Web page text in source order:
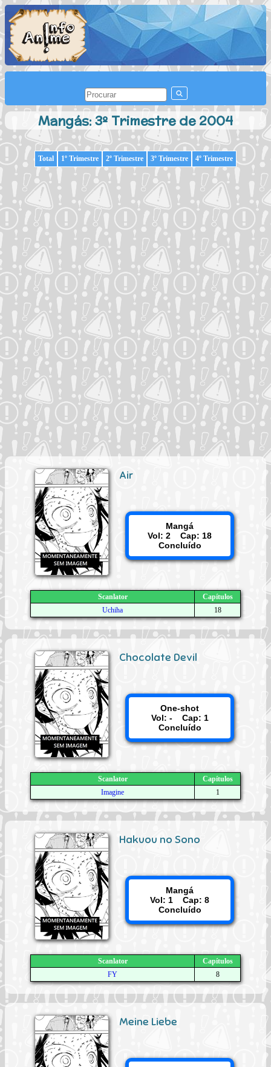
Mangás: 3º Trimestre de 2004
Total 1º Trimestre 2º Trimestre 3º Trimestre 4º Trimestre
Air
Mangá
Vol: 2 Cap: 18
Concluído
Scanlator
Capítulos
Uchiha
18
Chocolate Devil
One-shot
Vol: - Cap: 1
Concluído
Scanlator
Capítulos
Imagine
1
Hakuou no Sono
Mangá
Vol: 1 Cap: 8
Concluído
Scanlator
Capítulos
FY
8
Meine Liebe